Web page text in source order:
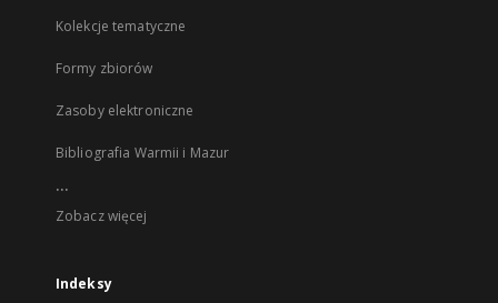
Kolekcje tematyczne
Formy zbiorów
Zasoby elektroniczne
Bibliografia Warmii i Mazur
...
Zobacz więcej
Indeksy